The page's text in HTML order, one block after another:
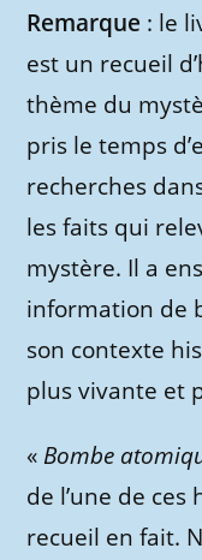
Remarque : le
est un recueil
thème du
pris le temps
recherches
les faits qui
mystère. Il a
information de
son contexte
plus vivante et
« Bombe
de l’une de
recueil en fait.